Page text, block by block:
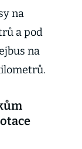
na
a pod
na